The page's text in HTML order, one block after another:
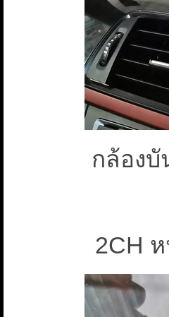
กล้องบั
2CH